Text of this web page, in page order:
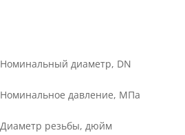
Номинальный диаметр, DN
Номинальное давление, МПа
Диаметр резьбы, дюйм